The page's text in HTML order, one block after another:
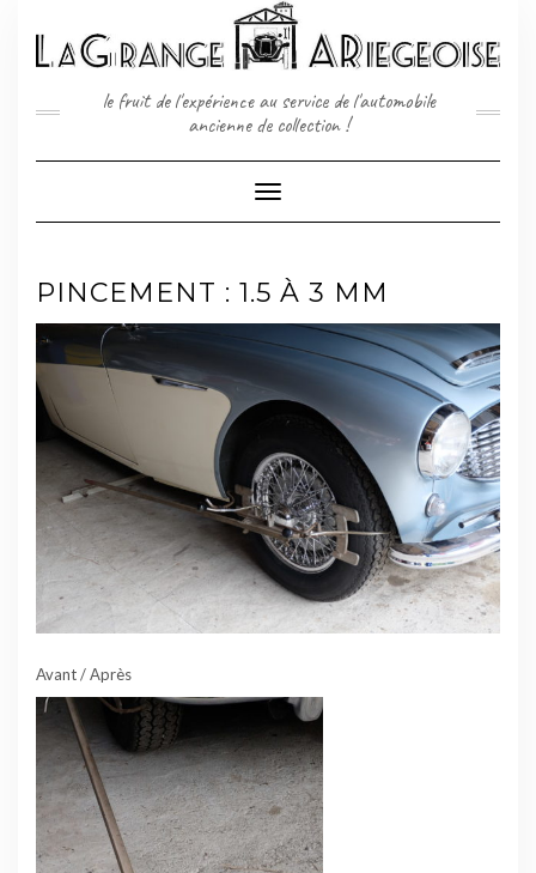
content
le fruit de l'expérience au service de l'automobile
ancienne de collection !
Toggle
Navigation
PINCEMENT : 1.5 À 3 MM
Avant / Après